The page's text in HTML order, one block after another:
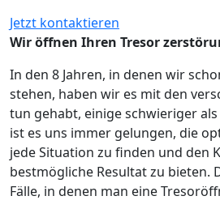
Jetzt kontaktieren
Wir öffnen Ihren Tresor
In den 8 Jahren, in denen wir
stehen, haben wir es mit den
tun gehabt, einige schwieriger als
ist es uns immer gelungen, die
jede Situation zu finden und den
bestmögliche Resultat zu bieten.
Fälle, in denen man eine